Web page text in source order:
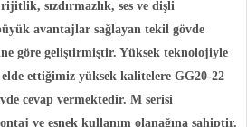
sızdırmazlık, ses ve dişli
avantajlar sağlayan tekil gövde
göre geliştirmiştir. Yüksek teknolojiyle
ettiğimiz yüksek kalitelere GG20-22
cevap vermektedir. M serisi
ve esnek kullanım olanağına sahiptir.